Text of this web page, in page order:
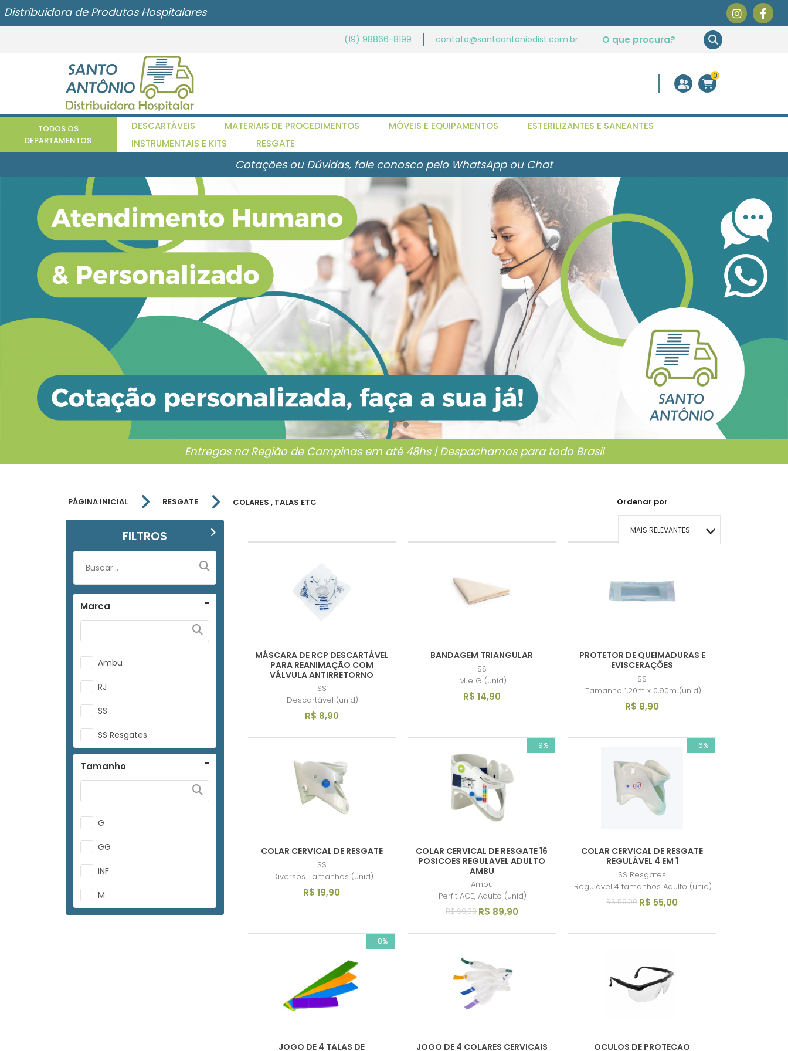
Distribuidora de Produtos Hospitalares
(19) 98866-8199 contato@santoantoniodist.com.br
0
TODOS OS
DEPARTAMENTOS
DESCARTÁVEIS MATERIAIS DE PROCEDIMENTOS MÓVEIS E EQUIPAMENTOS
ESTERILIZANTES E SANEANTES
INSTRUMENTAIS E KITS
RESGATE
Cotações ou Dúvidas, fale conosco pelo WhatsApp ou Chat
Entregas na Região de Campinas em até 48hs | Despachamos para todo Brasil
PÁGINA INICIAL RESGATE COLARES , TALAS ETC Ordenar por
MAIS RELEVANTES
MENOR PREÇO
FILTROS
Marca
Ambu
RJ
SS
SS Resgates
Tamanho
G
GG
INF
M
NEO
MÁSCARA DE RCP DESCARTÁVEL
PARA REANIMAÇÃO COM
VÁLVULA ANTIRRETORNO
SS
Descartável (unid)
R$ 8,90
BANDAGEM TRIANGULAR
SS
M e G (unid)
R$ 14,90
PROTETOR DE QUEIMADURAS E
EVISCERAÇÕES
SS
Tamanho 1,20m x 0,90m (unid)
R$ 8,90
COLAR CERVICAL DE RESGATE
SS
Diversos Tamanhos (unid)
R$ 19,90
-9%
COLAR CERVICAL DE RESGATE 16
POSICOES REGULAVEL ADULTO
AMBU
Ambu
Perfit ACE, Adulto (unid)
R$ 99,00 R$ 89,90
-6%
COLAR CERVICAL DE RESGATE
REGULÁVEL 4 EM 1
SS Resgates
Regulável 4 tamanhos Adulto (unid)
R$ 59,00 R$ 55,00
-8%
JOGO DE 4 TALAS DE
JOGO DE 4 COLARES CERVICAIS
OCULOS DE PROTECAO